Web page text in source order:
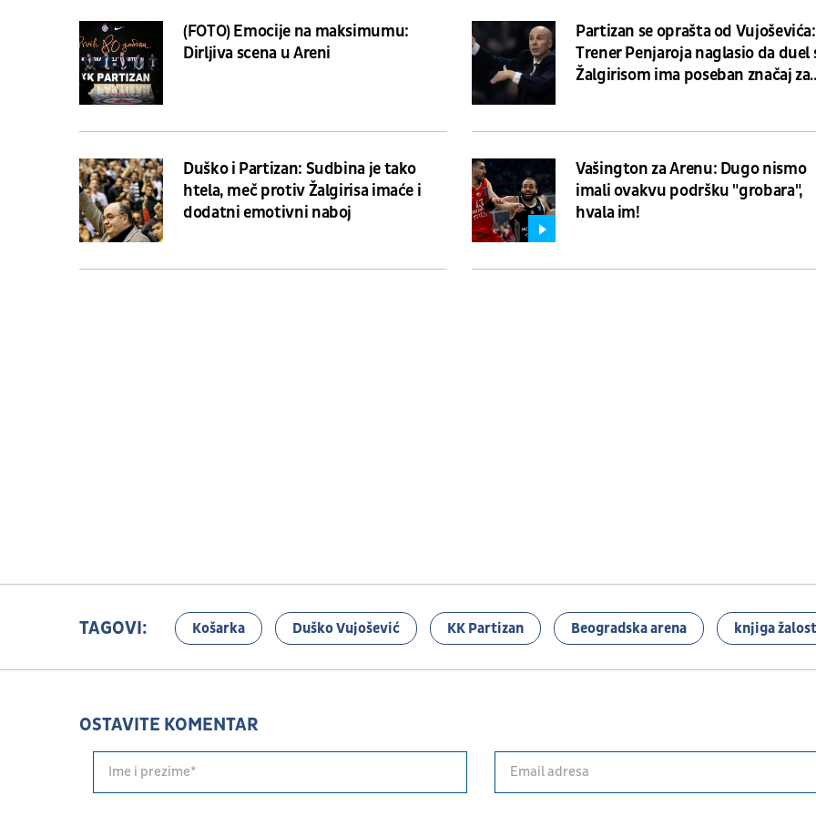
(FOTO) Emocije na maksimumu:
Dirljiva scena u Areni
Partizan se oprašta od Vujoševića:
Trener Penjaroja naglasio da duel
Žalgirisom ima poseban značaj za
Duško i Partizan: Sudbina je tako
htela, meč protiv Žalgirisa imaće i
dodatni emotivni naboj
Vašington za Arenu: Dugo nismo
imali ovakvu podršku "grobara",
hvala im!
TAGOVI: Košarka Duško Vujošević KK Partizan Beogradska arena knjiga
OSTAVITE KOMENTAR